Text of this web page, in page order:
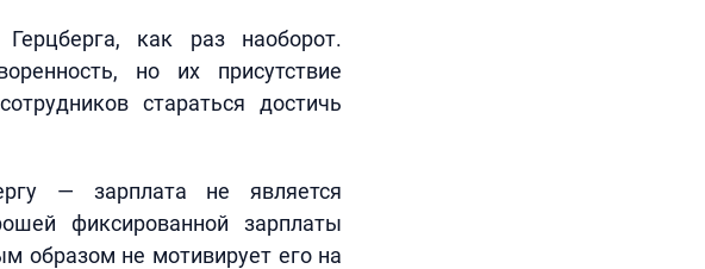
как раз наоборот.
но их присутствие
стараться достичь
— зарплата не является
фиксированной зарплаты
образом не мотивирует его на